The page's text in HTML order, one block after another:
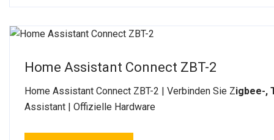
Home Assistant Connect ZBT-2
Home Assistant Connect ZBT-2 | Verbinden Sie Zigbee-,
Assistant | Offizielle Hardware